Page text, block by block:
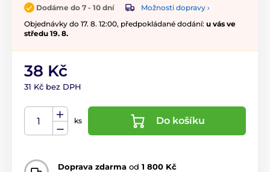
Dodáme do 7 - 10 dní
Možnosti dopravy ›
Objednávky do 17. 8. 12:00, předpokládané dodání: u vás ve
středu 19. 8.
38 Kč
31 Kč bez DPH
ks Do košíku
Doprava zdarma od 1 800 Kč